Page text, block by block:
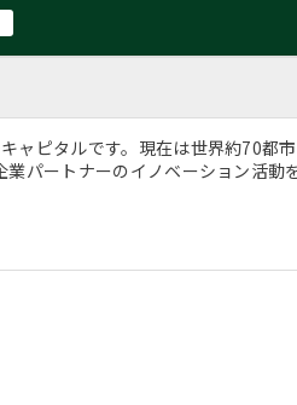
ャピタルです。現在は世界約70都
パートナーのイノベーション活動